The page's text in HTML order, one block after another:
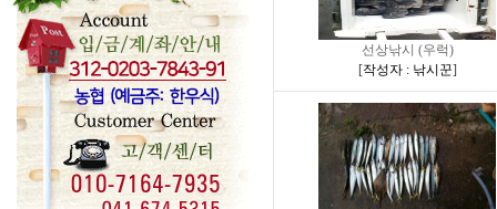
선상낚시 (우럭)
[작성자 : 낚시꾼]